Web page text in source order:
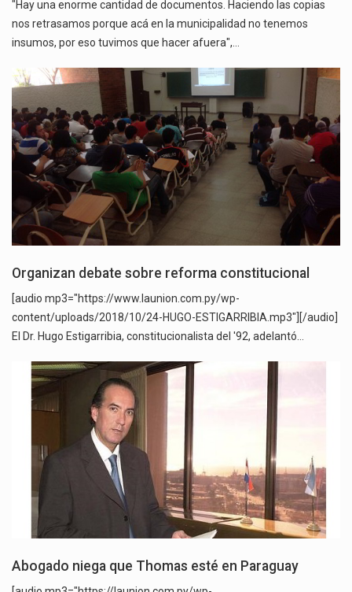
"Hay una enorme cantidad de documentos. Haciendo las copias
nos retrasamos porque acá en la municipalidad no tenemos
insumos, por eso tuvimos que hacer afuera",…
Organizan debate sobre reforma constitucional
[audio mp3="https://www.launion.com.py/wp-
content/uploads/2018/10/24-HUGO-ESTIGARRIBIA.mp3"][/audio]
El Dr. Hugo Estigarribia, constitucionalista del '92, adelantó…
Abogado niega que Thomas esté en Paraguay